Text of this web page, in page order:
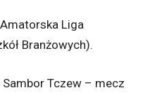
Liga
Branżowych).
Tczew – mecz